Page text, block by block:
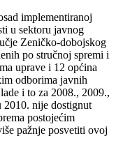
implementiranoj
u sektoru javnog
Zeničko-dobojskog
po stručnoj spremi i
uprave i 12 općina
odborima javnih
i to za 2008., 2009.,
nije dostignut
postojećim
pažnje posvetiti ovoj